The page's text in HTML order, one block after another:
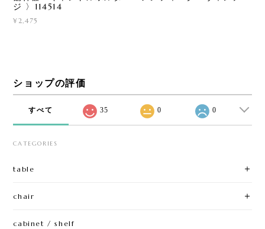
ジ 〉114514
¥2,475
ショップの評価
すべて 35 0 0
CATEGORIES
table
chair
cabinet / shelf